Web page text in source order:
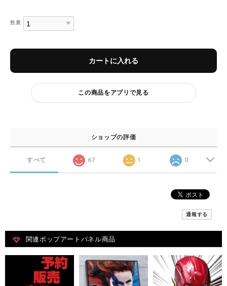
数量
カートに入れる
この商品をアプリで見る
ショップの評価
すべて 67 1 0
通報する
関連ポップアートパネル商品